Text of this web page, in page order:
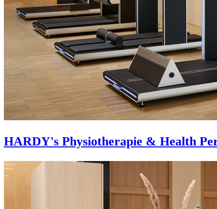
HARDY's Physiotherapie & Health